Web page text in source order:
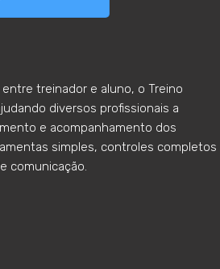
treinador e aluno, o Treino
diversos profissionais a
e acompanhamento dos
simples, controles completos
comunicação.